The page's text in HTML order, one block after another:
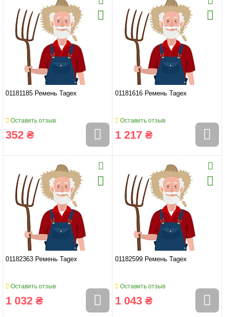
01181185 Ремень Tagex
Оставить отзыв
352 ₴
01181616 Ремень Tagex
Оставить отзыв
1 217 ₴
01182363 Ремень Tagex
Оставить отзыв
1 032 ₴
01182599 Ремень Tagex
Оставить отзыв
1 043 ₴